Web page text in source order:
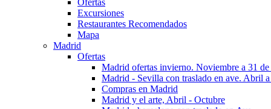
Ofertas
Excursiones
Restaurantes Recomendados
Mapa
Madrid
Ofertas
Madrid ofertas invierno. Noviembre a 31 de
Madrid - Sevilla con traslado en ave. Abril
Compras en Madrid
Madrid y el arte, Abril - Octubre